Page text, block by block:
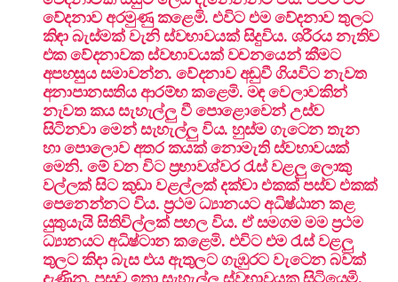
වේදනාව අරමුණු ක‌ළෙමි. එවිට එම වේදනාව තුලට
කිඳා බැස්මක් වැනි ස්වභාවයක් සිදුවිය. ශරීරය නැතිව
එක වේදනාවක ස්වභාවයක් වචනයෙන් කීමට
අපහසුය සමාවන්න. වේදනාව අඩුවී ගියවිට නැවත
අනාපානසතිය ආරම්භ ක‌ළෙමි. මඳ වෙලාවකින්
නැවත කය සැහැල්ලු වී පොළොවෙන් උස්ව
සිටිනවා මෙන් සැහැල්ලු විය. හුස්ම ගැටෙන තැන
හා පොලොව අතර කයක් නොමැති ස්වභාවයක්
මෙනි. මේ වන විට ප්‍රභාවශ්වර රැස් වළලු ලොකු
වල්ලක් සිට කුඩා වළල්ලක් දක්වා එකක් පස්ව එකක්
පෙනෙන්නට විය. ප්‍රථම ධ්‍යානයට අධිෂ්ඨාන කළ
යුතුයැයි සිතිවිල්ලක් පහල විය. ඒ සමගම මම ප්‍රථම
ධ්‍යානයට අධිෂ්ටාන ක‌ළෙමි. එවිට එම රැස් වළලු
තුලට කිදා බැස එය ඇතුලට ගැඹුරට වැටෙන බවක්
දැණින. පසුව ඉතා සැහැල්ලු ස්වභාවයක සිටියෙමි.